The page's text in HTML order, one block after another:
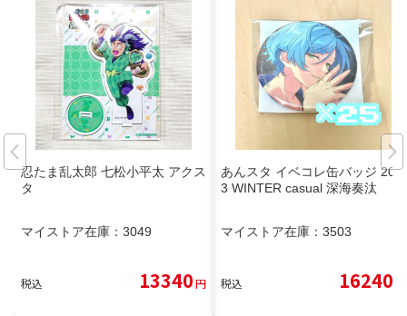
忍たま乱太郎 七松小平太 アクス
タ
マイストア在庫： 3049
税込 13340円
あんスタ イベコレ缶バッジ 202
3 WINTER casual 深海奏汰
マイストア在庫： 3503
税込 16240